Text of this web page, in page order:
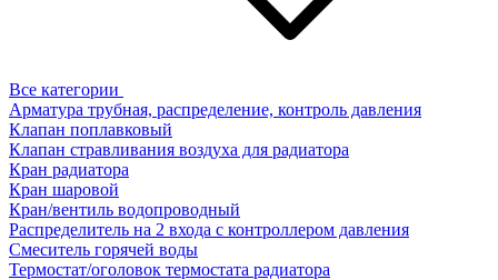
Все категории
Арматура трубная, распределение, контроль давления
Клапан поплавковый
Клапан стравливания воздуха для радиатора
Кран радиатора
Кран шаровой
Кран/вентиль водопроводный
Распределитель на 2 входа с контроллером давления
Смеситель горячей воды
Термостат/оголовок термостата радиатора